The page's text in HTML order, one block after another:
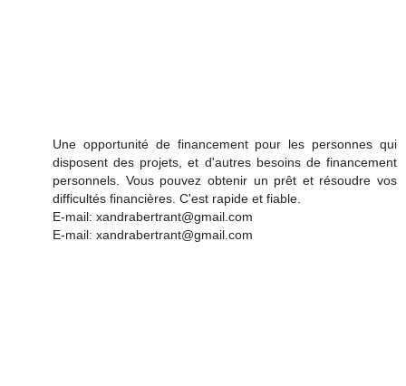
Une opportunité de financement pour les personnes qui
disposent des projets, et d'autres besoins de financement
personnels. Vous pouvez obtenir un prêt et résoudre vos
difficultés financières. C'est rapide et fiable.
E-mail: xandrabertrant@gmail.com
E-mail: xandrabertrant@gmail.com